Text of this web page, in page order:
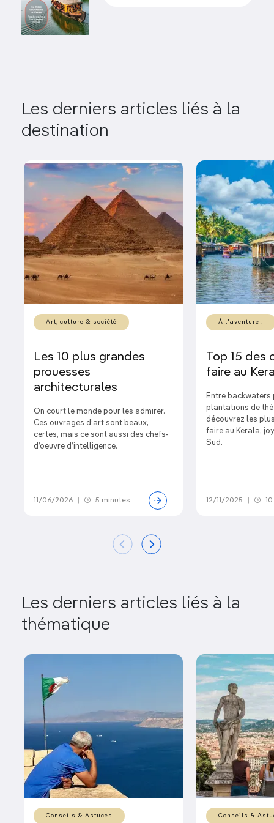
Les derniers articles liés à la
destination
Art, culture & société
Les 10 plus grandes
prouesses
architecturales
On court le monde pour les admirer.
Ces ouvrages d’art sont beaux,
certes, mais ce sont aussi des chefs-
d’oeuvre d’intelligence.
11/06/2026 5 minutes
À l'aventure !
Top 15 des
faire au
Entre backwaters
plantations de
découvrez les
faire au Kerala,
Sud.
12/11/2025
Les derniers articles liés à la
thématique
Conseils & Astuces Conseils &